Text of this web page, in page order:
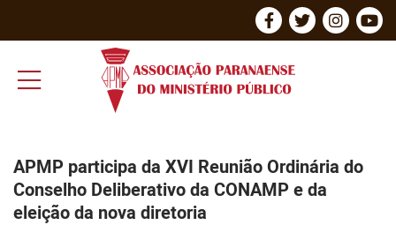
APMP participa da XVI Reunião Ordinária do
Conselho Deliberativo da CONAMP e da
eleição da nova diretoria